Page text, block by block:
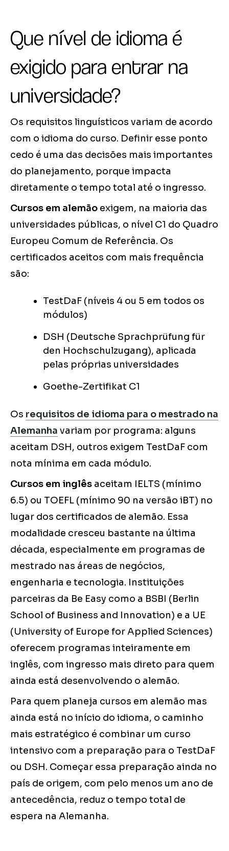
Que nível de idioma é
exigido para entrar na
universidade?
Os requisitos linguísticos variam de acordo
com o idioma do curso. Definir esse ponto
cedo é uma das decisões mais importantes
do planejamento, porque impacta
diretamente o tempo total até o ingresso.
Cursos em alemão exigem, na maioria das
universidades públicas, o nível C1 do Quadro
Europeu Comum de Referência. Os
certificados aceitos com mais frequência
são:
TestDaF (níveis 4 ou 5 em todos os
módulos)
DSH (Deutsche Sprachprüfung für
den Hochschulzugang), aplicada
pelas próprias universidades
Goethe-Zertifikat C1
Os requisitos de idioma para o mestrado na
Alemanha variam por programa: alguns
aceitam DSH, outros exigem TestDaF com
nota mínima em cada módulo.
Cursos em inglês aceitam IELTS (mínimo
6.5) ou TOEFL (mínimo 90 na versão iBT) no
lugar dos certificados de alemão. Essa
modalidade cresceu bastante na última
década, especialmente em programas de
mestrado nas áreas de negócios,
engenharia e tecnologia. Instituições
parceiras da Be Easy como a BSBI (Berlin
School of Business and Innovation) e a UE
(University of Europe for Applied Sciences)
oferecem programas inteiramente em
inglês, com ingresso mais direto para quem
ainda está desenvolvendo o alemão.
Para quem planeja cursos em alemão mas
ainda está no início do idioma, o caminho
mais estratégico é combinar um curso
intensivo com a preparação para o TestDaF
ou DSH. Começar essa preparação ainda no
país de origem, com pelo menos um ano de
antecedência, reduz o tempo total de
espera na Alemanha.